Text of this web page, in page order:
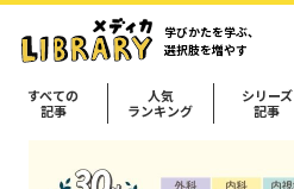
学びかたを学ぶ、
選択肢を増やす
すべての
記事
人気
ランキング
シリーズ
記事